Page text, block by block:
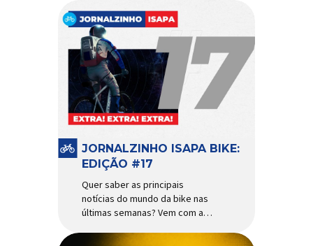
uso urbano e MTB recreacional
Um dos quadros de maior
sucesso do mercado de
bicicletas brasileiro chega em
nova versão: o
Absolute Nero 6, sexta geração
do quadro mais vendido da
marca nacional. Extremamente
popular para quem busca uma
JORNALZINHO ISAPA BIKE:
EDIÇÃO #17
Quer saber as principais
notícias do mundo da bike nas
últimas semanas? Vem com a
chegou! Clique aqui e leia